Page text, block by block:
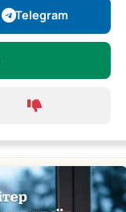
Telegram